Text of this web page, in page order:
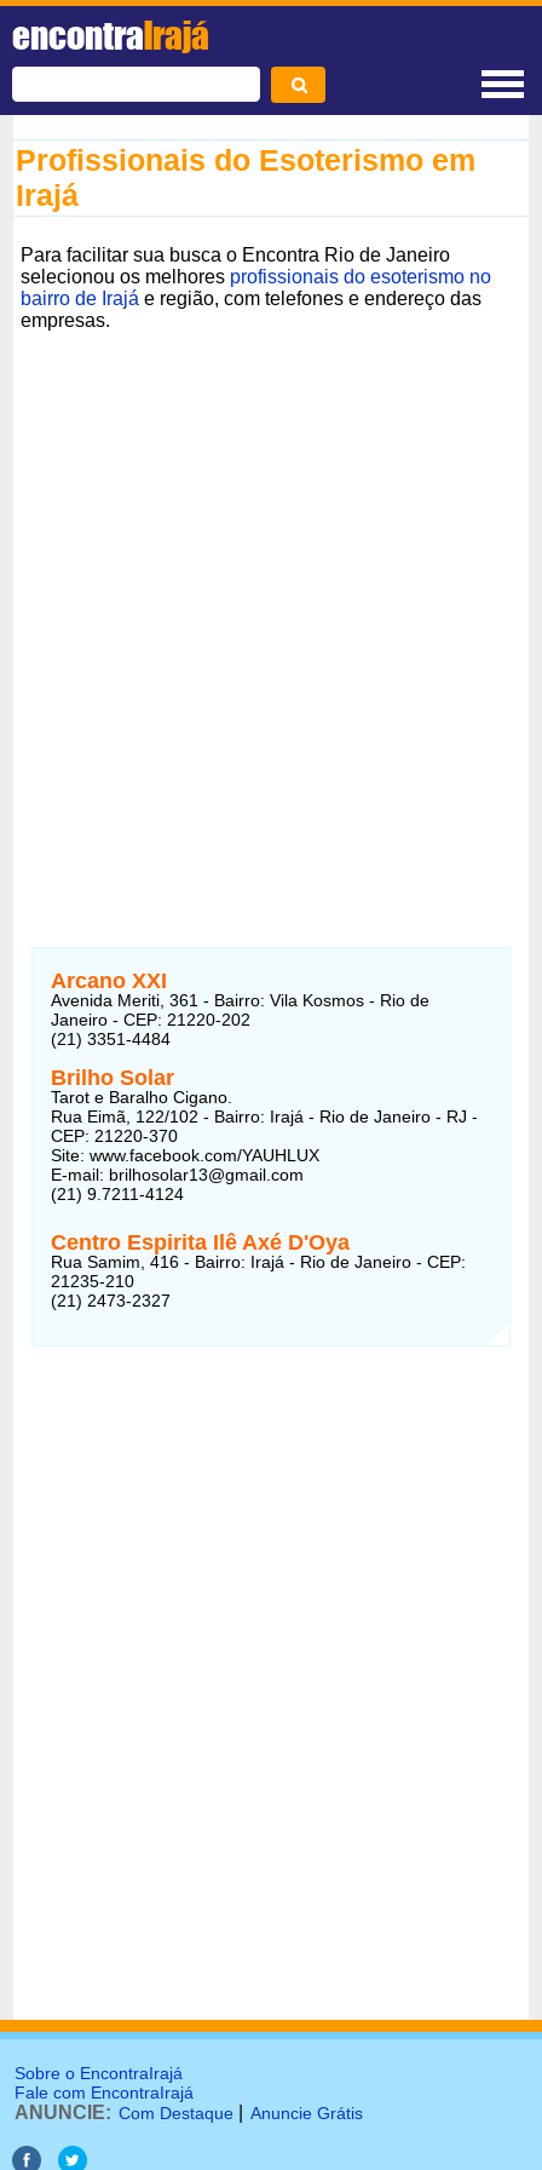
encontraIrajá
Profissionais do Esoterismo em
Irajá
Para facilitar sua busca o Encontra Rio de Janeiro
selecionou os melhores profissionais do esoterismo no
bairro de Irajá e região, com telefones e endereço das
empresas.
Arcano XXI
Avenida Meriti, 361 - Bairro: Vila Kosmos - Rio de
Janeiro - CEP: 21220-202
(21) 3351-4484
Brilho Solar
Tarot e Baralho Cigano.
Rua Eimã, 122/102 - Bairro: Irajá - Rio de Janeiro - RJ -
CEP: 21220-370
Site: www.facebook.com/YAUHLUX
E-mail: brilhosolar13@gmail.com
(21) 9.7211-4124
Centro Espirita Ilê Axé D'Oya
Rua Samim, 416 - Bairro: Irajá - Rio de Janeiro - CEP:
21235-210
(21) 2473-2327
Sobre o EncontraIrajá
Fale com EncontraIrajá
ANUNCIE: Com Destaque Anuncie Grátis